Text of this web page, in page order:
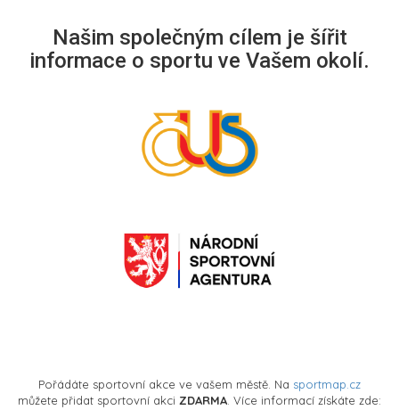
Našim společným cílem je šířit
informace o sportu ve Vašem okolí.
Pořádáte sportovní akce ve vašem městě. Na sportmap.cz
můžete přidat sportovní akci ZDARMA . Více informací získáte zde: